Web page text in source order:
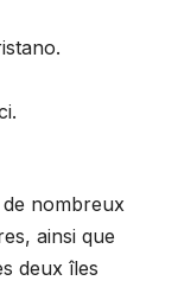
nombreux
ainsi que
deux îles